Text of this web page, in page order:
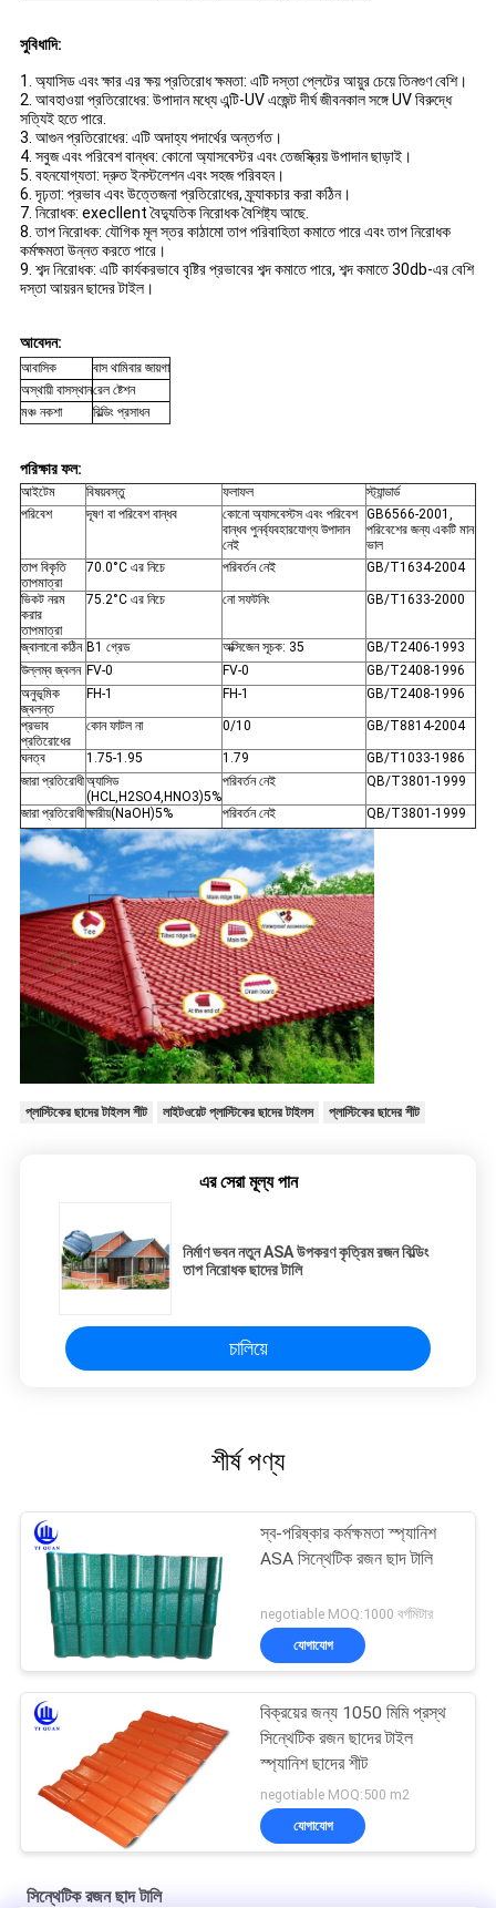
সুবিধাদি:
1. অ্যাসিড এবং ক্ষার এর ক্ষয় প্রতিরোধ ক্ষমতা: এটি দস্তা প্লেটের আয়ুর চেয়ে তিনগুণ বেশি।
2. আবহাওয়া প্রতিরোধের: উপাদান মধ্যে এন্টি-UV এজেন্ট দীর্ঘ জীবনকাল সঙ্গে UV বিরুদ্ধে
সত্যিই হতে পারে.
3. আগুন প্রতিরোধের: এটি অদাহ্য পদার্থের অন্তর্গত।
4. সবুজ এবং পরিবেশ বান্ধব: কোনো অ্যাসবেস্টর এবং তেজস্ক্রিয় উপাদান ছাড়াই।
5. বহনযোগ্যতা: দ্রুত ইনস্টলেশন এবং সহজ পরিবহন।
6. দৃঢ়তা: প্রভাব এবং উত্তেজনা প্রতিরোধের, ফ্র্যাকচার করা কঠিন।
7. নিরোধক: execllent বৈদ্যুতিক নিরোধক বৈশিষ্ট্য আছে.
8. তাপ নিরোধক: যৌগিক মূল স্তর কাঠামো তাপ পরিবাহিতা কমাতে পারে এবং তাপ নিরোধক
কর্মক্ষমতা উন্নত করতে পারে।
9. শব্দ নিরোধক: এটি কার্যকরভাবে বৃষ্টির প্রভাবের শব্দ কমাতে পারে, শব্দ কমাতে 30db-এর বেশি
দস্তা আয়রন ছাদের টাইল।
আবেদন:
আবাসিক
বাস থামিবার জায়গা
অস্থায়ী বাসস্থানরেল ষ্টেশন
মঞ্চ নকশা
বিল্ডিং প্রসাধন
পরিক্ষার ফল:
আইটেম বিষয়বস্তু ফলাফল
স্ট্যান্ডার্ড
পরিবেশ
দূষণ বা পরিবেশ বান্ধব
কোনো অ্যাসবেস্টস এবং পরিবেশ
বান্ধব পুনর্ব্যবহারযোগ্য উপাদান
নেই
GB6566-2001,
পরিবেশের জন্য একটি মান
ভাল
তাপ বিকৃতি
তাপমাত্রা
70.0°C এর নিচে পরিবর্তন নেই GB/T1634-2004
ভিকট নরম
করার
তাপমাত্রা
75.2°C এর নিচে নো সফটনিং GB/T1633-2000
জ্বালানো কঠিন B1 গ্রেড অক্সিজেন সূচক: 35
GB/T2406-1993
উল্লম্ব জ্বলন FV-0 FV-0
GB/T2408-1996
অনুভূমিক
জ্বলন্ত
FH-1 FH-1 GB/T2408-1996
প্রভাব
প্রতিরোধের
কোন ফাটল না 0/10 GB/T8814-2004
ঘনত্ব 1.75-1.95 1.79
GB/T1033-1986
জারা প্রতিরোধীঅ্যাসিড
(HCL,H2SO4,HNO3)5%
পরিবর্তন নেই QB/T3801-1999
জারা প্রতিরোধীক্ষারীয়(NaOH)5% পরিবর্তন নেই QB/T3801-1999
প্লাস্টিকের ছাদের টাইলস শীট লাইটওয়েট প্লাস্টিকের ছাদের টাইলস প্লাস্টিকের ছাদের শীট
এর সেরা মূল্য পান
নির্মাণ ভবন নতুন ASA উপকরণ কৃত্রিম রজন বিল্ডিং
তাপ নিরোধক ছাদের টালি
চালিয়ে
শীর্ষ পণ্য
স্ব-পরিষ্কার কর্মক্ষমতা স্প্যানিশ
ASA সিন্থেটিক রজন ছাদ টালি
negotiable MOQ:1000 বর্গমিটার
যোগাযোগ
বিক্রয়ের জন্য 1050 মিমি প্রস্থ
সিন্থেটিক রজন ছাদের টাইল
স্প্যানিশ ছাদের শীট
negotiable MOQ:500 m2
যোগাযোগ
সিন্থেটিক রজন ছাদ টালি